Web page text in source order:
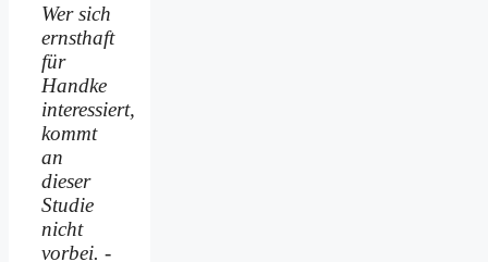
Wer sich
ernsthaft
für
Handke
interessiert,
kommt
an
dieser
Studie
nicht
vorbei. -